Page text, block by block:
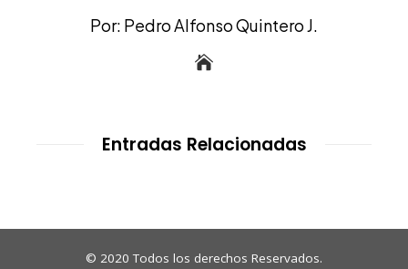
Por: Pedro Alfonso Quintero J.
Entradas Relacionadas
© 2020 Todos los derechos Reservados.